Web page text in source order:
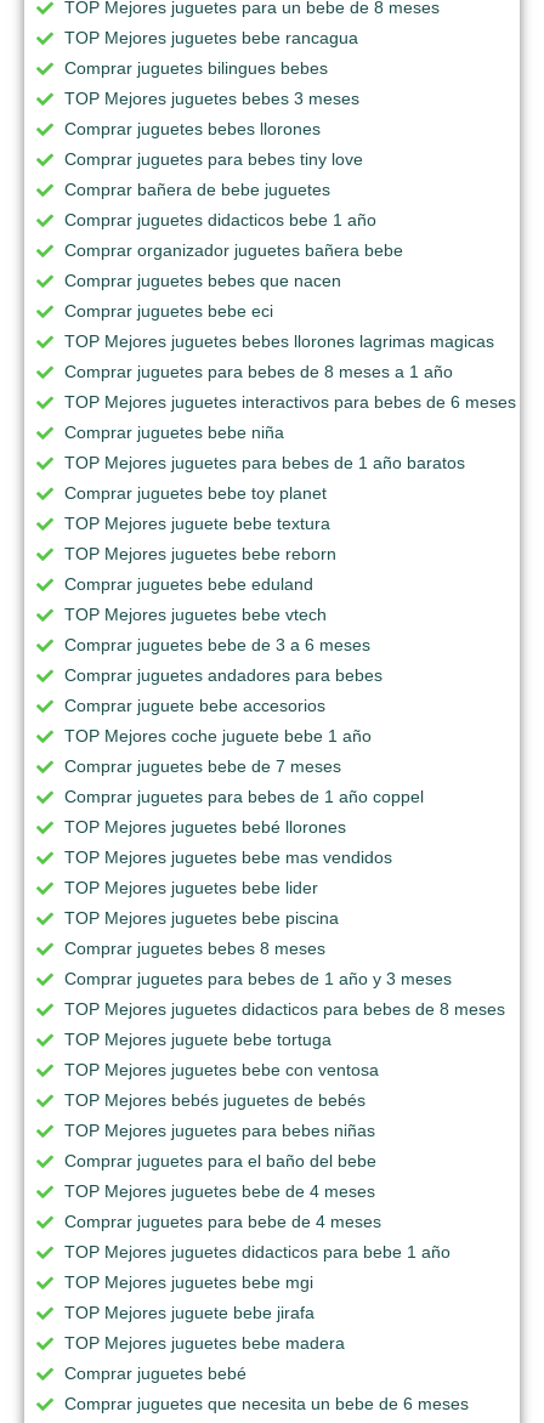
TOP Mejores juguetes para un bebe de 8 meses
TOP Mejores juguetes bebe rancagua
Comprar juguetes bilingues bebes
TOP Mejores juguetes bebes 3 meses
Comprar juguetes bebes llorones
Comprar juguetes para bebes tiny love
Comprar bañera de bebe juguetes
Comprar juguetes didacticos bebe 1 año
Comprar organizador juguetes bañera bebe
Comprar juguetes bebes que nacen
Comprar juguetes bebe eci
TOP Mejores juguetes bebes llorones lagrimas magicas
Comprar juguetes para bebes de 8 meses a 1 año
TOP Mejores juguetes interactivos para bebes de 6 meses
Comprar juguetes bebe niña
TOP Mejores juguetes para bebes de 1 año baratos
Comprar juguetes bebe toy planet
TOP Mejores juguete bebe textura
TOP Mejores juguetes bebe reborn
Comprar juguetes bebe eduland
TOP Mejores juguetes bebe vtech
Comprar juguetes bebe de 3 a 6 meses
Comprar juguetes andadores para bebes
Comprar juguete bebe accesorios
TOP Mejores coche juguete bebe 1 año
Comprar juguetes bebe de 7 meses
Comprar juguetes para bebes de 1 año coppel
TOP Mejores juguetes bebé llorones
TOP Mejores juguetes bebe mas vendidos
TOP Mejores juguetes bebe lider
TOP Mejores juguetes bebe piscina
Comprar juguetes bebes 8 meses
Comprar juguetes para bebes de 1 año y 3 meses
TOP Mejores juguetes didacticos para bebes de 8 meses
TOP Mejores juguete bebe tortuga
TOP Mejores juguetes bebe con ventosa
TOP Mejores bebés juguetes de bebés
TOP Mejores juguetes para bebes niñas
Comprar juguetes para el baño del bebe
TOP Mejores juguetes bebe de 4 meses
Comprar juguetes para bebe de 4 meses
TOP Mejores juguetes didacticos para bebe 1 año
TOP Mejores juguetes bebe mgi
TOP Mejores juguete bebe jirafa
TOP Mejores juguetes bebe madera
Comprar juguetes bebé
Comprar juguetes que necesita un bebe de 6 meses